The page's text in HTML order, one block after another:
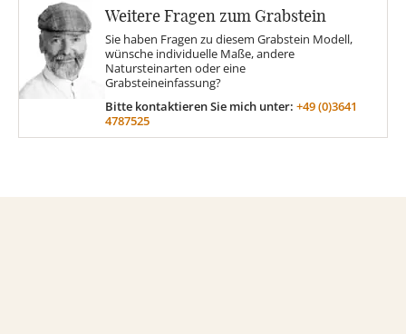
Sonne
Findling
Weitere Fragen zum Grabstein
Sie haben Fragen zu diesem Grabstein Modell,
wünsche individuelle Maße, andere
Natursteinarten oder eine
Grabsteineinfassung?
Bitte kontaktieren Sie mich unter: +49 (0)3641
4787525